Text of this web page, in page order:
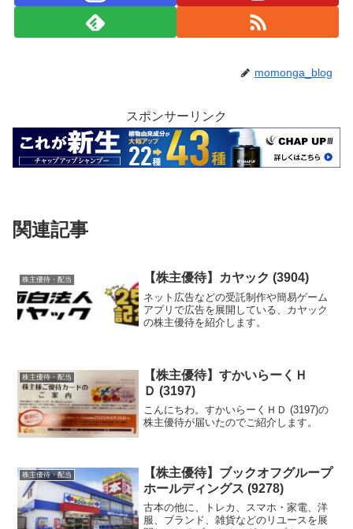
momonga_blog
スポンサーリンク
関連記事
株主優待・配当 【株主優待】カヤック (3904)
ネット広告などの受託制作や簡易ゲーム
アプリで広告を展開している、カヤック
の株主優待を紹介します。
株主優待・配当
【株主優待】すかいらーくＨ
Ｄ (3197)
こんにちわ。すかいらーくＨＤ (3197)の
株主優待が届いたのでご紹介します。
株主優待・配当
【株主優待】ブックオフグループ
ホールディングス (9278)
古本の他に、トレカ、スマホ・家電、洋
服、ブランド、雑貨などのリユースを展